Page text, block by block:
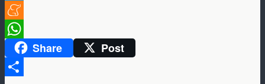
Twitter
Meneame
WhatsAppShare Post